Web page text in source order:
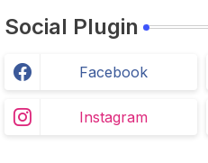
Social Plugin
Facebook
Instagram